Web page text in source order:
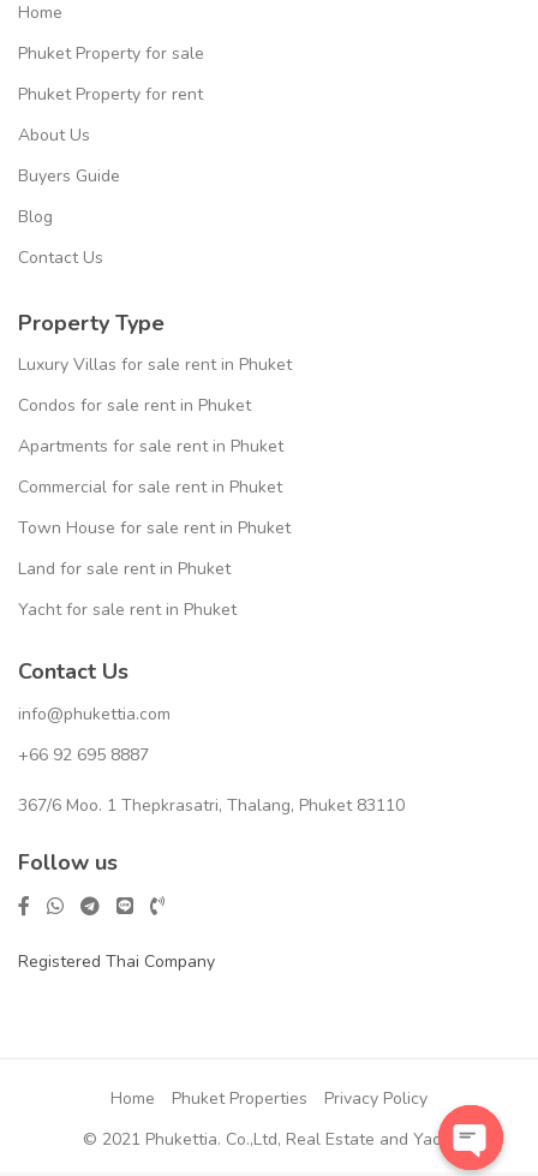
Home
Phuket Property for sale
Phuket Property for rent
About Us
Buyers Guide
Blog
Contact Us
Property Type
Luxury Villas for sale rent in Phuket
Condos for sale rent in Phuket
Apartments for sale rent in Phuket
Commercial for sale rent in Phuket
Town House for sale rent in Phuket
Land for sale rent in Phuket
Yacht for sale rent in Phuket
Contact Us
info@phukettia.com
+66 92 695 8887
367/6 Moo. 1 Thepkrasatri, Thalang, Phuket 83110
Follow us
Registered Thai Company
Home Phuket Properties
Privacy Policy
© 2021 Phukettia. Co.,Ltd, Real Estate and Yacht